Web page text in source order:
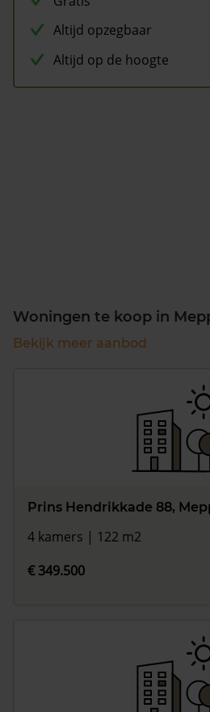
Altijd opzegbaar
Altijd op de hoogte
Woningen te koop in
Bekijk meer aanbod
Prins Hendrikkade 88,
4 kamers | 122 m2
€ 349.500